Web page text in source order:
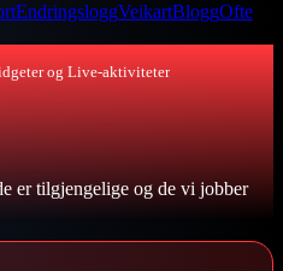
EndringsloggVeikartBloggOfte
og Live-aktiviteter
er tilgjengelige og de vi jobber